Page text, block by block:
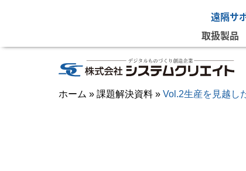
遠隔サ
取扱製品
ホーム » 課題解決資料 » Vol.2生産を見越し